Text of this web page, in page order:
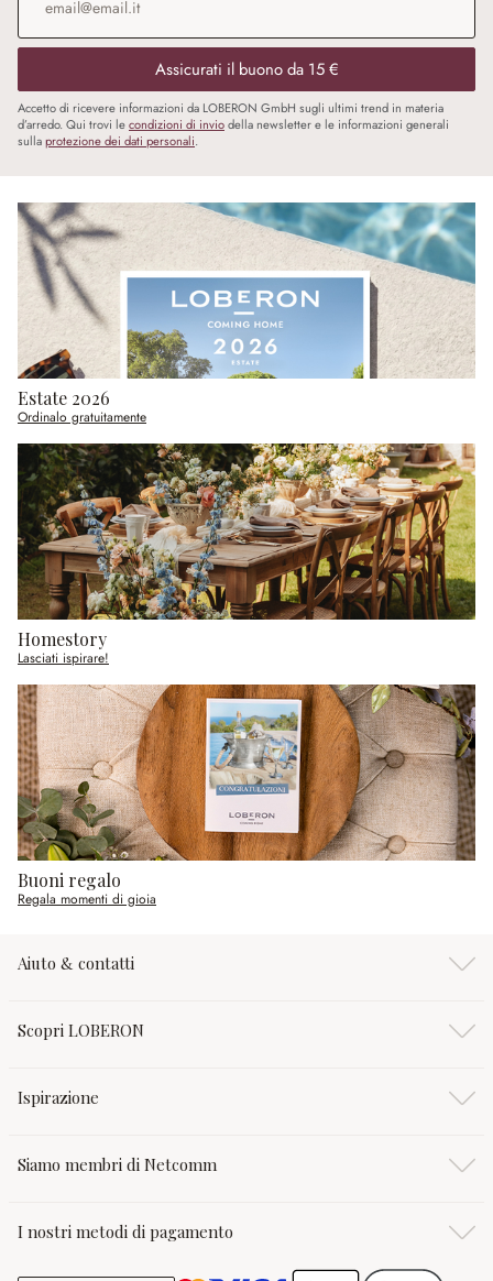
Assicurati il buono da 15 €
Accetto di ricevere informazioni da LOBERON GmbH sugli ultimi trend in materia
d’arredo. Qui trovi lecondizioni di inviodella newsletter e le informazioni generali
sullaprotezione dei dati personali.
Estate 2026
Ordinalo gratuitamente
Homestory
Lasciati ispirare!
Buoni regalo
Regala momenti di gioia
Aiuto & contatti
Scopri LOBERON
Ispirazione
Siamo membri di Netcomm
I nostri metodi di pagamento